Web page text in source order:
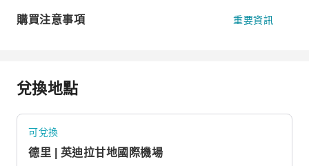
購買注意事項 重要資訊
兌換地點
可兌換
德里 | 英迪拉甘地國際機場